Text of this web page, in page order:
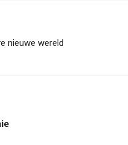
nieuwe wereld